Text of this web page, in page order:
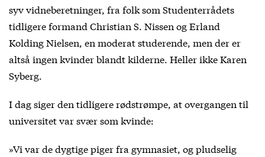
syv vidneberetninger, fra folk som Studenterrådets
tidligere formand Christian S. Nissen og Erland
Kolding Nielsen, en moderat studerende, men der er
altså ingen kvinder blandt kilderne. Heller ikke Karen
Syberg.
I dag siger den tidligere rødstrømpe, at overgangen til
universitet var svær som kvinde:
»Vi var de dygtige piger fra gymnasiet, og pludselig